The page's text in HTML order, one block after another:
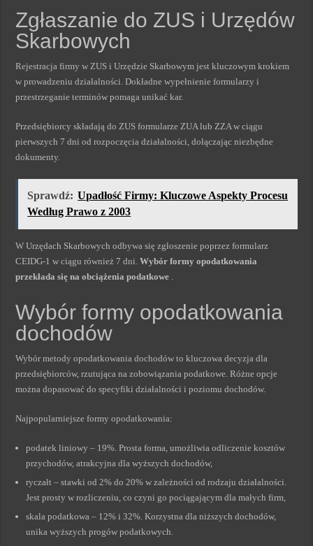
Zgłaszanie do ZUS i Urzędów
Skarbowych
Rejestracja firmy w ZUS i Urzędzie Skarbowym jest kluczowym krokiem
w prowadzeniu działalności. Dokładne wypełnienie formularzy i
przestrzeganie terminów pomaga unikać kar.
Przedsiębiorcy składają do ZUS formularze ZUA lub ZZA w ciągu
pierwszych 7 dni od rozpoczęcia działalności, dołączając niezbędne
dokumenty.
Sprawdź: Upadłość Firmy: Kluczowe Aspekty Procesu
Według Prawo z 2003
W Urzędach Skarbowych odbywa się zgłoszenie poprzez formularz
CEIDG-1 w ciągu również 7 dni.Wybór formy opodatkowania
przekłada się na obciążenia podatkowe .
Wybór formy opodatkowania
dochodów
Wybór metody opodatkowania dochodów to kluczowa decyzja dla
przedsiębiorców, rzutująca na zobowiązania podatkowe. Różne opcje
można dopasować do specyfiki działalności i poziomu dochodów.
Najpopularniejsze formy opodatkowania:
podatek liniowy – 19%. Prosta forma, umożliwia odliczenie kosztów
przychodów, atrakcyjna dla wyższych dochodów,
ryczałt – stawki od 2% do 20% w zależności od rodzaju działalności.
Jest prosty w rozliczeniu, co czyni go pociągającym dla małych firm,
skala podatkowa – 12% i 32%. Korzystna dla niższych dochodów,
unika wyższych progów podatkowych.